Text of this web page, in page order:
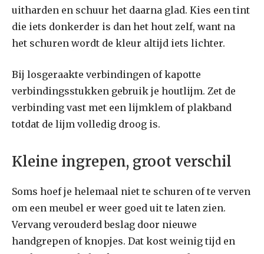
uitharden en schuur het daarna glad. Kies een tint
die iets donkerder is dan het hout zelf, want na
het schuren wordt de kleur altijd iets lichter.
Bij losgeraakte verbindingen of kapotte
verbindingsstukken gebruik je houtlijm. Zet de
verbinding vast met een lijmklem of plakband
totdat de lijm volledig droog is.
Kleine ingrepen, groot verschil
Soms hoef je helemaal niet te schuren of te verven
om een meubel er weer goed uit te laten zien.
Vervang verouderd beslag door nieuwe
handgrepen of knopjes. Dat kost weinig tijd en